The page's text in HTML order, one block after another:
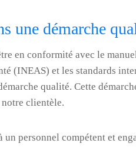
une démarche
en conformité avec le
(INEAS) et les standards
qualité. Cette
clientèle.
personnel compétent et